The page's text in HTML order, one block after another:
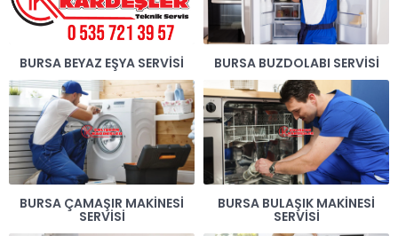
BURSA BEYAZ EŞYA SERVISI BURSA BUZDOLABI SERVISI
BURSA ÇAMAŞIR MAKINESI
SERVISI
BURSA BULAŞIK MAKINESI
SERVISI